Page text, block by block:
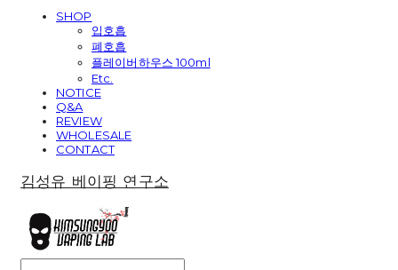
SHOP
입호흡
폐호흡
플레이버하우스 100ml
Etc.
NOTICE
Q&A
REVIEW
WHOLESALE
CONTACT
김성유 베이핑 연구소